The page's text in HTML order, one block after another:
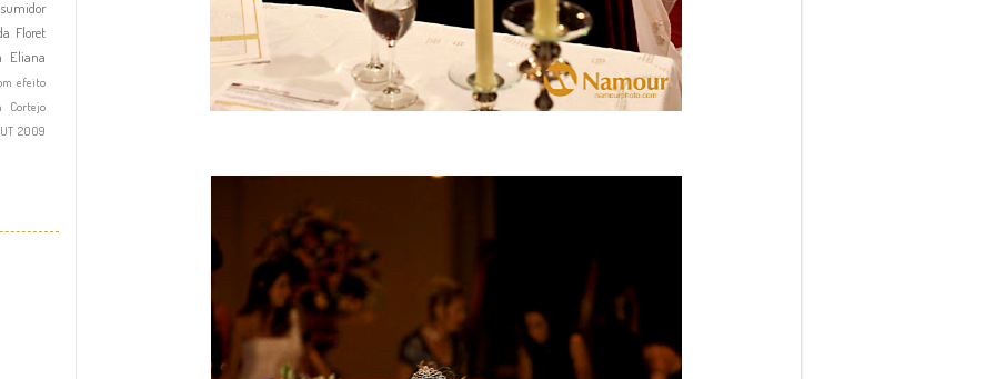
Floret
Eliana
efeito
Cortejo
2009